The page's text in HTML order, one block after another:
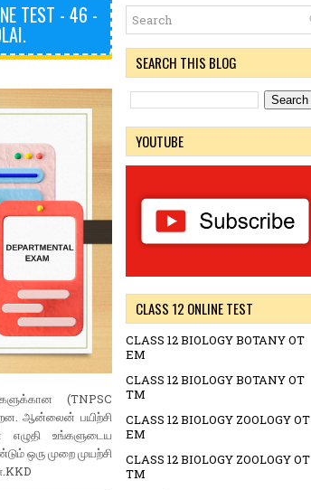
TEST - 46 -
(TNPSC
ஆன்லைன் பயிற்சி
உங்களுடைய
ஒரு முறை முயற்சி
SEARCH THIS BLOG
YOUTUBE
CLASS 12 ONLINE TEST
CLASS 12 BIOLOGY BOTANY OT
EM
CLASS 12 BIOLOGY BOTANY OT
TM
CLASS 12 BIOLOGY ZOOLOGY OT
EM
CLASS 12 BIOLOGY ZOOLOGY OT
TM